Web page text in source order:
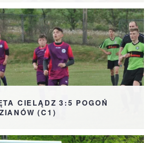
CIELĄDZ 3:5 POGOŃ
(C1)